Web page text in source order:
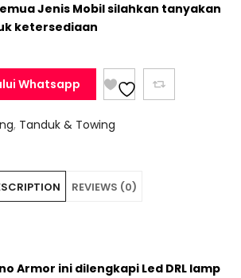
Jenis Mobil silahkan tanyakan
ketersediaan
Whatsapp
, Tanduk & Towing
REVIEWS (0)
Armor ini dilengkapi Led DRL lamp